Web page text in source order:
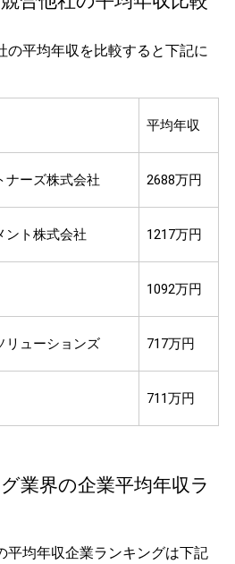
の平均年収を比較すると下記に
平均年収
ナーズ株式会社 2688万円
ント株式会社 1217万円
1092万円
リューションズ 717万円
711万円
業界の企業平均年収ラ
平均年収企業ランキングは下記